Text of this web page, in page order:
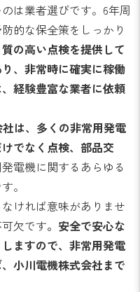
は業者選びです。6年周
的な保全策をしっかり
質の高い点検を提供して
、非常時に確実に稼働
経験豊富な業者に依頼
は、多くの非常用発電
でなく点検、部品交
電機に関するあらゆる
。
ければ意味がありませ
欠です。安全で安心な
ますので、非常用発電
小川電機株式会社まで